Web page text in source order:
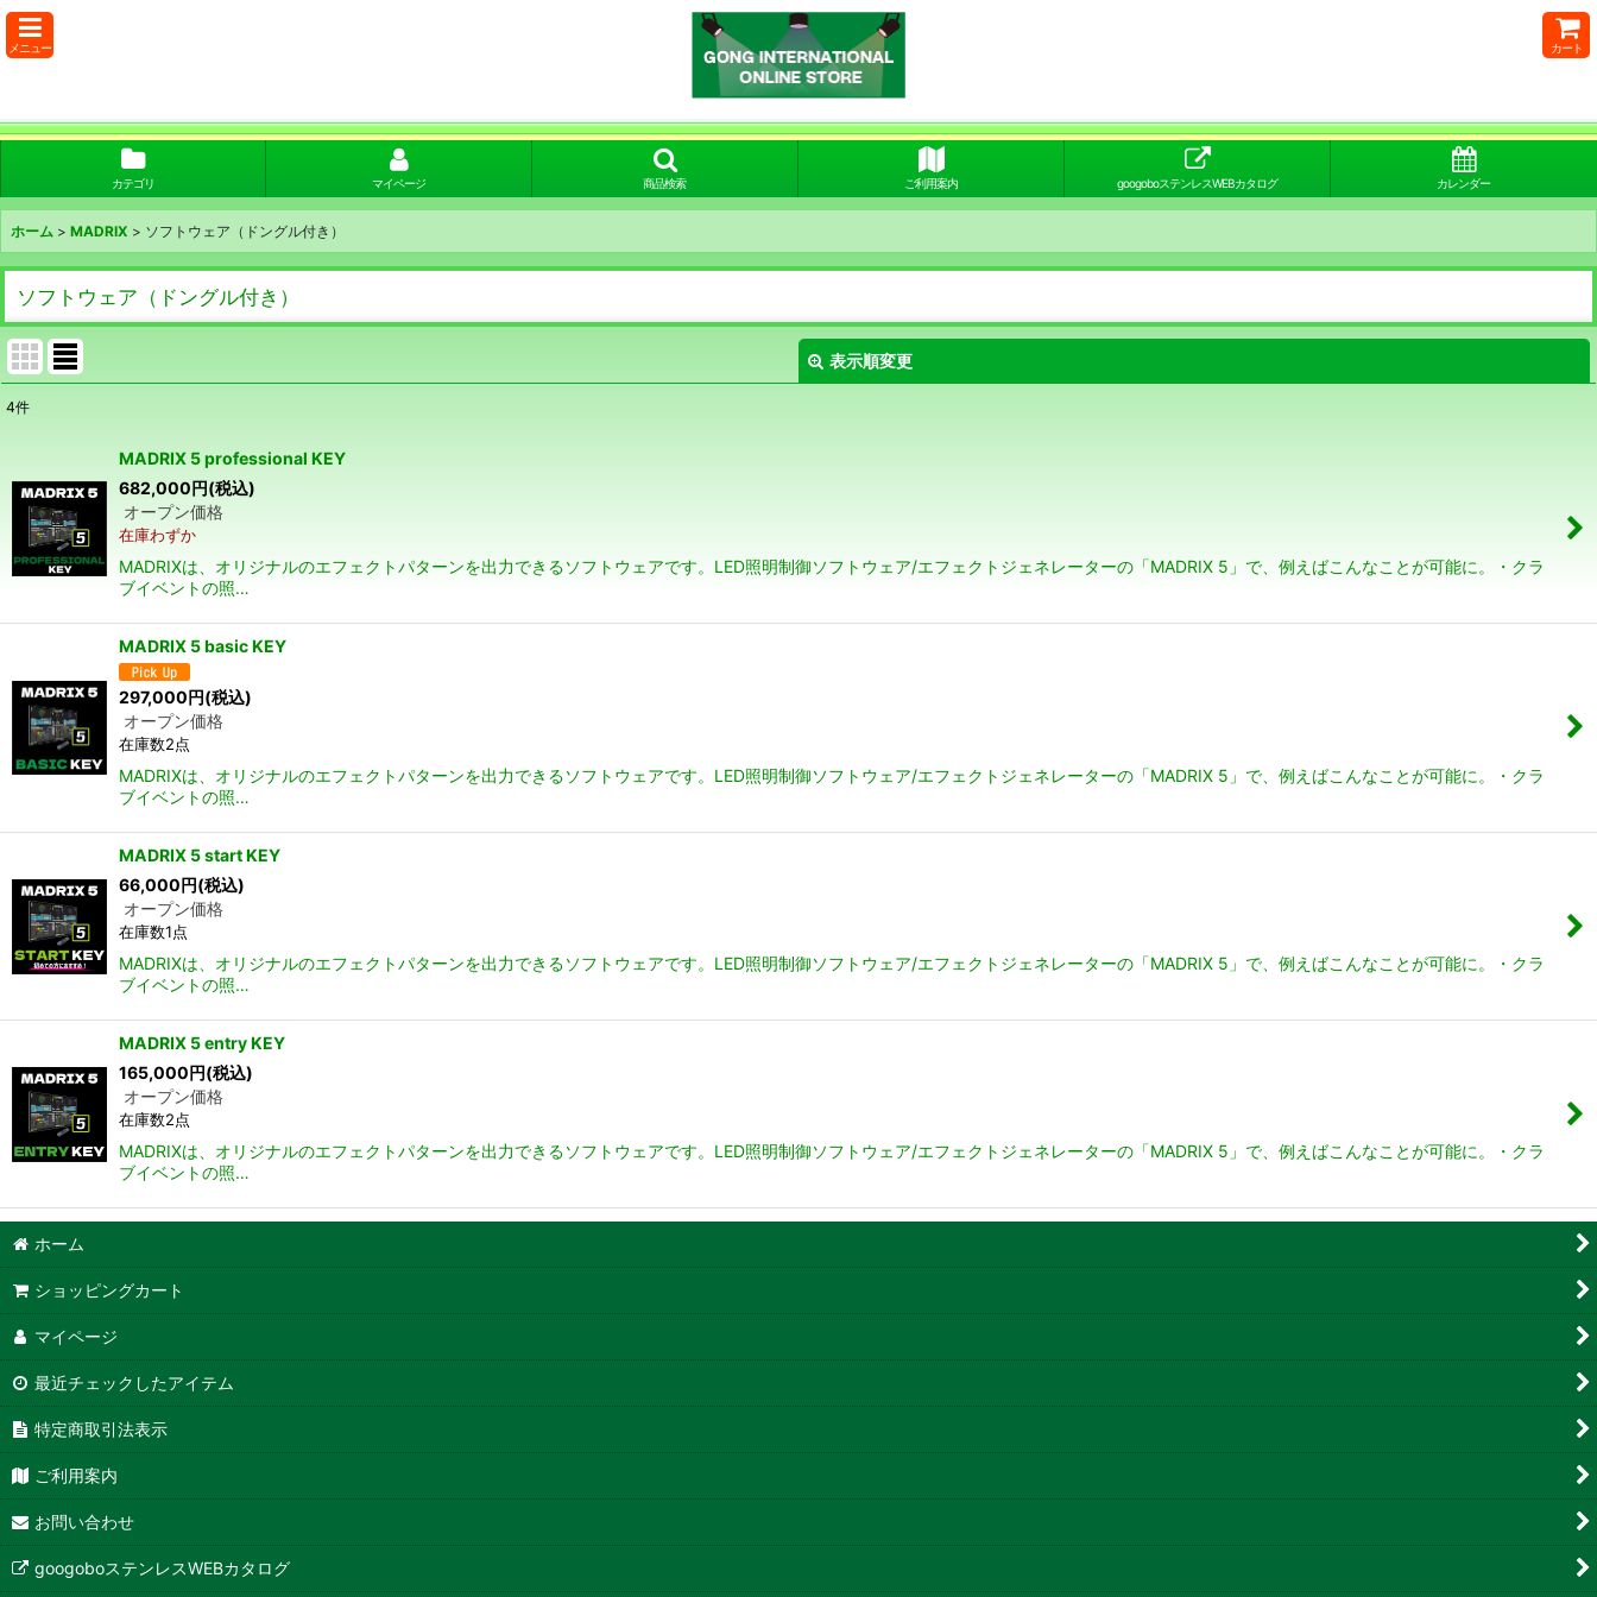
メニュー カート
カテゴリ マイページ 商品検索 ご利用案内 googoboステンレスWEBカタログ カレンダー
ホーム > MADRIX > ソフトウェア（ドングル付き）
ソフトウェア（ドングル付き）
表示順変更
並び順:
絞り込む
4件
MADRIX 5 professional KEY
682,000円(税込)
オープン価格
在庫わずか
MADRIXは、オリジナルのエフェクトパターンを出力できるソフトウェアです。LED照明制御ソフトウェア/エフェクトジェネレーターの「MADRIX 5」で、例えばこんなことが可能に。・クラ
ブイベントの照…
MADRIX 5 basic KEY
297,000円(税込)
オープン価格
在庫数2点
MADRIXは、オリジナルのエフェクトパターンを出力できるソフトウェアです。LED照明制御ソフトウェア/エフェクトジェネレーターの「MADRIX 5」で、例えばこんなことが可能に。・クラ
ブイベントの照…
MADRIX 5 start KEY
66,000円(税込)
オープン価格
在庫数1点
MADRIXは、オリジナルのエフェクトパターンを出力できるソフトウェアです。LED照明制御ソフトウェア/エフェクトジェネレーターの「MADRIX 5」で、例えばこんなことが可能に。・クラ
ブイベントの照…
MADRIX 5 entry KEY
165,000円(税込)
オープン価格
在庫数2点
MADRIXは、オリジナルのエフェクトパターンを出力できるソフトウェアです。LED照明制御ソフトウェア/エフェクトジェネレーターの「MADRIX 5」で、例えばこんなことが可能に。・クラ
ブイベントの照…
ホーム
ショッピングカート
マイページ
最近チェックしたアイテム
特定商取引法表示
ご利用案内
お問い合わせ
googoboステンレスWEBカタログ